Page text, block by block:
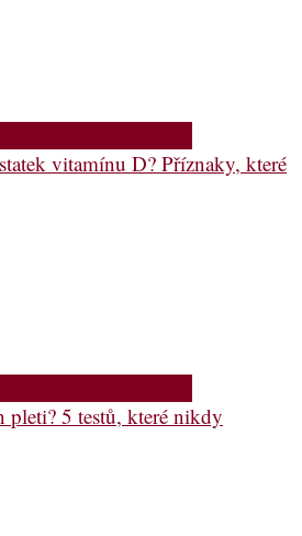
vitamínu D? Příznaky, které
pleti? 5 testů, které nikdy